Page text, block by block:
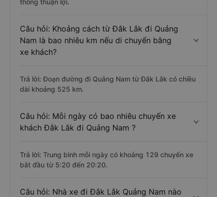
thông thuận lợi.
Câu hỏi: Khoảng cách từ Đắk Lắk đi Quảng
Nam là bao nhiêu km nếu di chuyển bằng
xe khách?
Trả lời: Đoạn đường đi Quảng Nam từ Đắk Lắk có chiều
dài khoảng 525 km.
Câu hỏi: Mỗi ngày có bao nhiêu chuyến xe
khách Đắk Lắk đi Quảng Nam ?
Trả lời: Trung bình mỗi ngày có khoảng 129 chuyến xe
bắt đầu từ 5:20 đến 20:20.
Câu hỏi: Nhà xe đi Đắk Lắk Quảng Nam nào